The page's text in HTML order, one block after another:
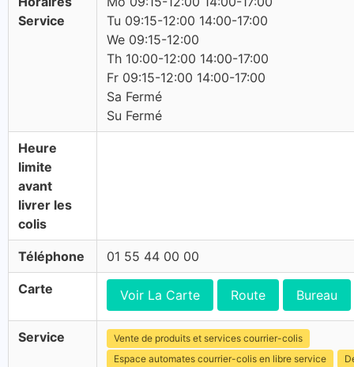
Service
Tu 09:15-12:00 14:00-17:00
We 09:15-12:00
Th 10:00-12:00 14:00-17:00
Fr 09:15-12:00 14:00-17:00
Sa Fermé
Su Fermé
Heure
limite
avant
livrer les
colis
Téléphone 01 55 44 00 00
Carte Voir La Carte Route Bureau
Service
Vente de produits et services courrier-colis
Espace automates courrier-colis en libre service